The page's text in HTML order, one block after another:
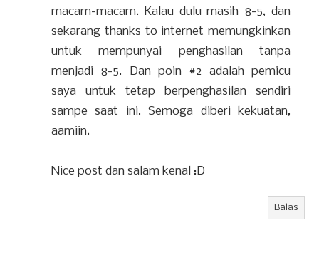
macam-macam. Kalau dulu masih 8-5, dan
sekarang thanks to internet memungkinkan
untuk mempunyai penghasilan tanpa
menjadi 8-5. Dan poin #2 adalah pemicu
saya untuk tetap berpenghasilan sendiri
sampe saat ini. Semoga diberi kekuatan,
aamiin.
Nice post dan salam kenal :D
Balas